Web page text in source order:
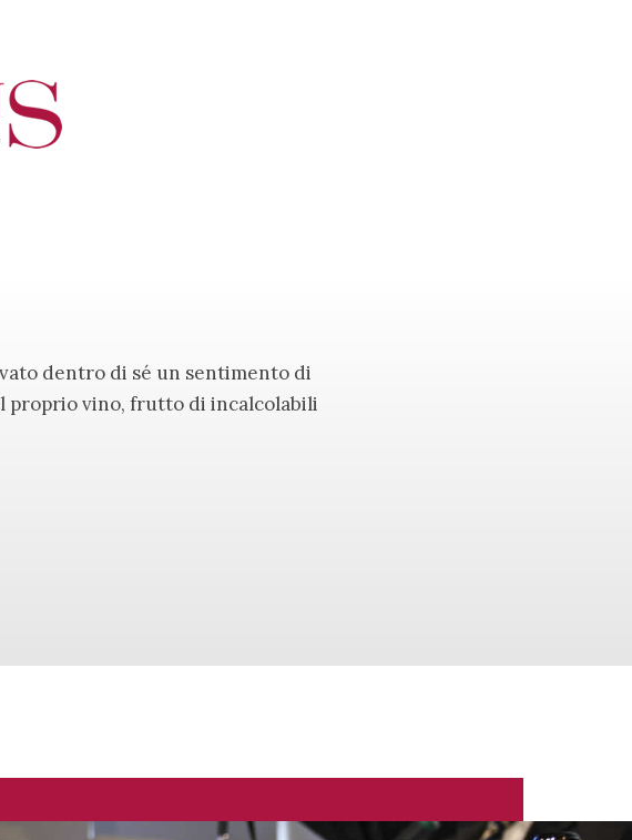
dentro di sé un sentimento di
proprio vino, frutto di incalcolabili